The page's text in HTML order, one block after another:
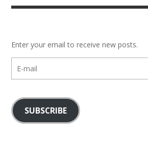
Enter your email to receive new posts.
mail
SUBSCRIBE